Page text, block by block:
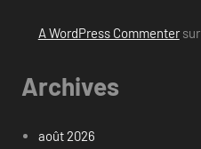
A WordPress Commentersur
Archives
août 2026